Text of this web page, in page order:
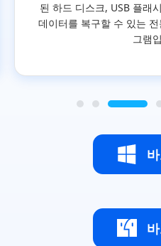
된 하드 디스크, USB 플래
데이터를 복구할 수 있는
그램